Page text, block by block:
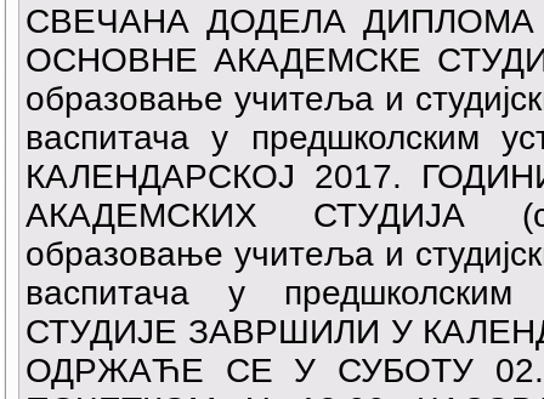
СВЕЧАНА ДОДЕЛА
ОСНОВНЕ АКАДЕМСКЕ
образовање учитеља и
васпитача у предшколским
КАЛЕНДАРСКОЈ 2017.
АКАДЕМСКИХ СТУДИЈА
образовање учитеља и
васпитача у
СТУДИЈЕ ЗАВРШИЛИ У
ОДРЖАЋЕ СЕ У СУБОТУ